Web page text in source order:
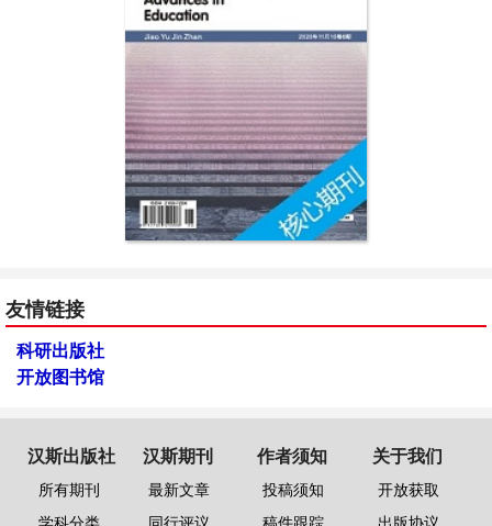
友情链接
科研出版社
开放图书馆
汉斯出版社
所有期刊
汉斯期刊
最新文章
作者须知
投稿须知
关于我们
开放获取